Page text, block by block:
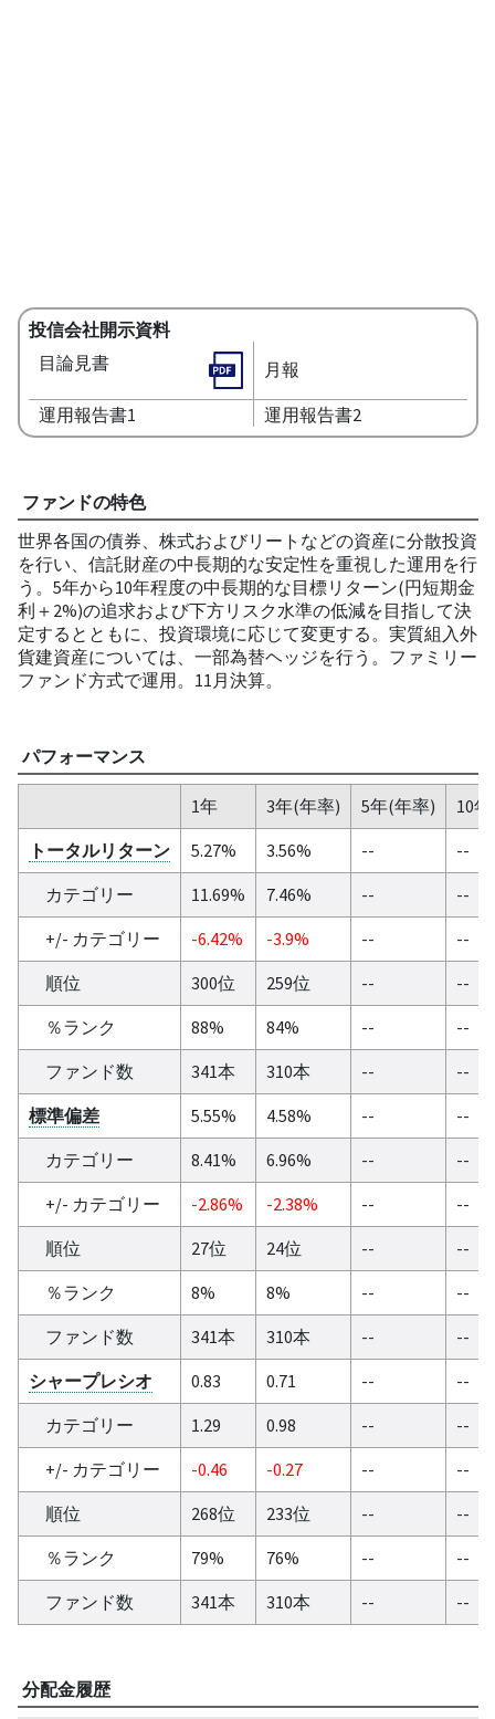
投信会社開示資料
目論見書
月報
運用報告書1 運用報告書2
ファンドの特色
世界各国の債券、株式およびリートなどの資産に分散投資
を行い、信託財産の中長期的な安定性を重視した運用を行
う。5年から10年程度の中長期的な目標リターン(円短期金
利＋2%)の追求および下方リスク水準の低減を目指して決
定するとともに、投資環境に応じて変更する。実質組入外
貨建資産については、一部為替ヘッジを行う。ファミリー
ファンド方式で運用。11月決算。
パフォーマンス
1年 3年(年率) 5年(年率)
10
トータルリターン
5.27% 3.56% --
--
カテゴリー
11.69% 7.46% --
--
+/- カテゴリー
-6.42% -3.9% --
--
順位
300位 259位 --
--
％ランク
88% 84% --
--
ファンド数
341本 310本 --
--
標準偏差
5.55% 4.58% --
--
カテゴリー
8.41% 6.96% --
--
+/- カテゴリー
-2.86% -2.38% --
--
順位
27位 24位 --
--
％ランク
8% 8% --
--
ファンド数
341本 310本 --
--
シャープレシオ
0.83 0.71 --
--
カテゴリー
1.29 0.98 --
--
+/- カテゴリー
-0.46 -0.27 --
--
順位
268位 233位 --
--
％ランク
79% 76% --
--
ファンド数
341本 310本 -- --
分配金履歴